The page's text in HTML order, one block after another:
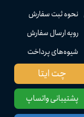
نحوه ثبت سفارش
رویه ارسال سفارش
شیوه‌های پرداخت
پشتیبانی واتساپ
چت ایتا